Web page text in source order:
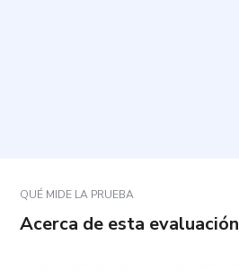
QUÉ MIDE LA PRUEBA
Acerca de esta evaluación